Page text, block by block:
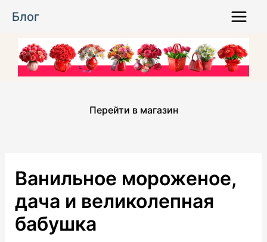
Блог
Menu
Перейти в магазин
Ванильное мороженое,
дача и великолепная
бабушка